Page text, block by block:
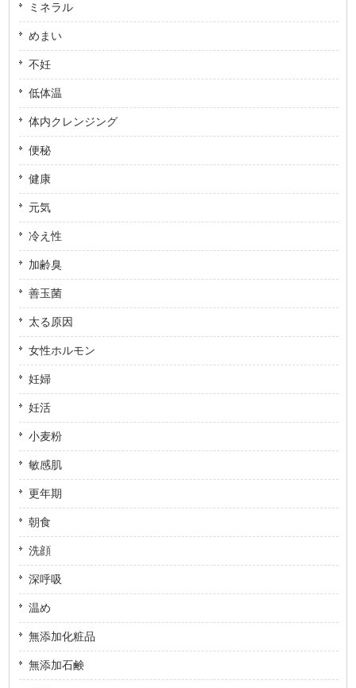
ミネラル
めまい
不妊
低体温
体内クレンジング
便秘
健康
元気
冷え性
加齢臭
善玉菌
太る原因
女性ホルモン
妊婦
妊活
小麦粉
敏感肌
更年期
朝食
洗顔
深呼吸
温め
無添加化粧品
無添加石鹸